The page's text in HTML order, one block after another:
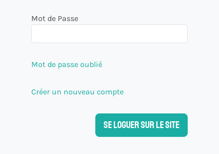
Mot de Passe
Mot de passe oublié
Créer un nouveau compte
Se loguer sur le site